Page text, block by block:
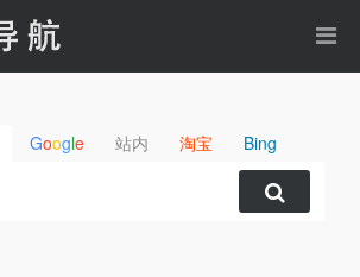
Google 站内 淘宝 Bing